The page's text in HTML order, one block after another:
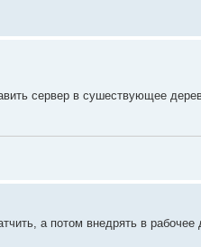
сервер в сушествующее
а потом внедрять в рабочее